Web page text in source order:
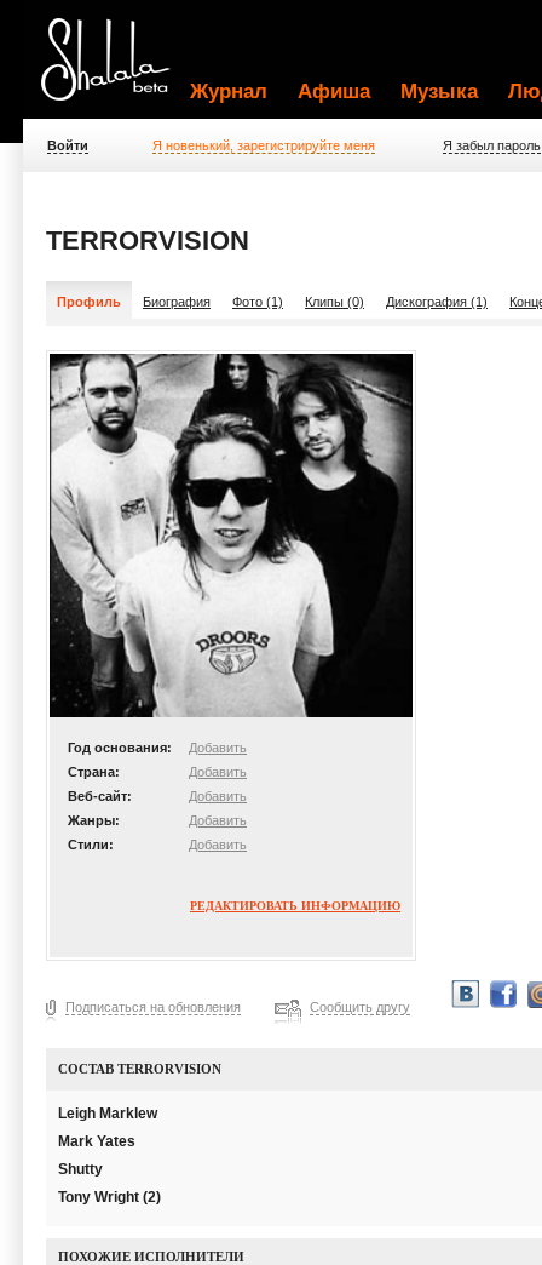
Журнал Афиша Музыка
Войти Я новенький, зарегистрируйте меня Я забыл пароль
TERRORVISION
Профиль Биография Фото (1) Клипы (0) Дискография (1)
Год основания:
Добавить
Страна:
Добавить
Веб-сайт:
Добавить
Жанры:
Добавить
Стили:
Добавить
РЕДАКТИРОВАТЬ ИНФОРМАЦИЮ
Подписаться на обновления Сообщить другу
СОСТАВ TERRORVISION
Leigh Marklew
Mark Yates
Shutty
Tony Wright (2)
ПОХОЖИЕ ИСПОЛНИТЕЛИ